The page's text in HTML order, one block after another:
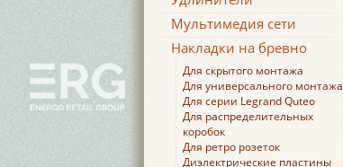
Мультимедия сети
Накладки на бревно
Для скрытого монтажа
Для универсального монтажа
Для серии Legrand Quteo
Для распределительных
коробок
Для ретро розеток
Диэлектрические пластины